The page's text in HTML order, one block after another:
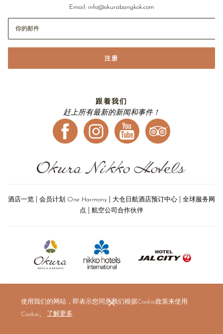
使用我们的网站，即表示您同意我们根据Cookie政策来使用
Cookie。
了解更多
Email: info@okurabangkok.com
注册
跟着我们
赶上所有最新的新闻和事件！
酒店一览 会员计划 One Harmony 大仓日航酒店预订中心
全球服务网
点
航空公司合作伙伴